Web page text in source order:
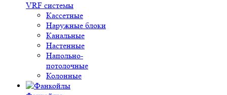
VRF системы
Кассетные
Наружные блоки
Канальные
Настенные
Напольно-
потолочные
Колонные